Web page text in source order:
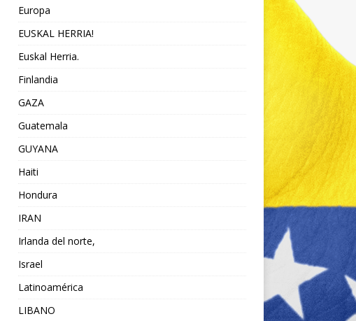
Europa
EUSKAL HERRIA!
Euskal Herria.
Finlandia
GAZA
Guatemala
GUYANA
Haiti
Hondura
IRAN
Irlanda del norte,
Israel
Latinoamérica
LIBANO